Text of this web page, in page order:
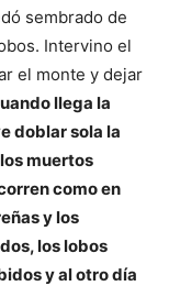
sembrado de
Intervino el
el monte y dejar
llega la
doblar sola la
muertos
como en
y los
los lobos
y al otro día